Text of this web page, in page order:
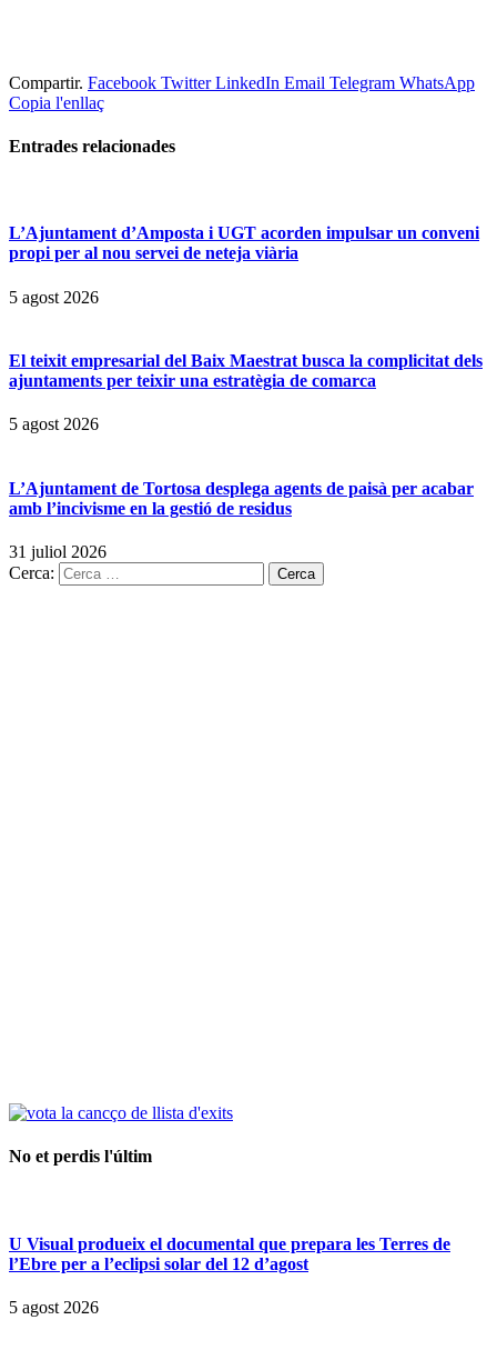
Compartir. Facebook Twitter LinkedIn Email Telegram WhatsApp
Copia l'enllaç
Entrades relacionades
L’Ajuntament d’Amposta i UGT acorden impulsar un conveni
propi per al nou servei de neteja viària
5 agost 2026
El teixit empresarial del Baix Maestrat busca la complicitat dels
ajuntaments per teixir una estratègia de comarca
5 agost 2026
L’Ajuntament de Tortosa desplega agents de paisà per acabar
amb l’incivisme en la gestió de residus
31 juliol 2026
Cerca:
No et perdis l'últim
U Visual produeix el documental que prepara les Terres de
l’Ebre per a l’eclipsi solar del 12 d’agost
5 agost 2026